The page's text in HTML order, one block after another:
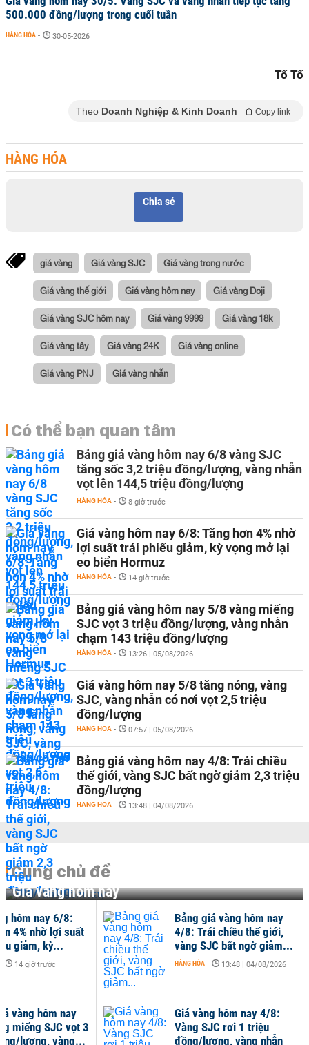
500.000 đồng/lượng trong cuối tuần
HÀNG HÓA - 30-05-2026
Tố Tố
Theo Doanh Nghiệp & Kinh Doanh Copy link
HÀNG HÓA
Chia sẻ
giá vàng Giá vàng SJC Giá vàng trong nước
Giá vàng thế giới Giá vàng hôm nay Giá vàng Doji
Giá vàng SJC hôm nay Giá vàng 9999 Giá vàng 18k
Giá vàng tây Giá vàng 24K Giá vàng online
Giá vàng PNJ Giá vàng nhẫn
Có thể bạn quan tâm
Bảng giá vàng hôm nay 6/8 vàng SJC
tăng sốc 3,2 triệu đồng/lượng, vàng nhẫn
vọt lên 144,5 triệu đồng/lượng
HÀNG HÓA - 8 giờ trước
Giá vàng hôm nay 6/8: Tăng hơn 4% nhờ
lợi suất trái phiếu giảm, kỳ vọng mở lại
eo biển Hormuz
HÀNG HÓA - 14 giờ trước
Bảng giá vàng hôm nay 5/8 vàng miếng
SJC vọt 3 triệu đồng/lượng, vàng nhẫn
chạm 143 triệu đồng/lượng
HÀNG HÓA - 13:26 | 05/08/2026
Giá vàng hôm nay 5/8 tăng nóng, vàng
SJC, vàng nhẫn có nơi vọt 2,5 triệu
đồng/lượng
HÀNG HÓA - 07:57 | 05/08/2026
Bảng giá vàng hôm nay 4/8: Trái chiều
thế giới, vàng SJC bất ngờ giảm 2,3 triệu
đồng/lượng
HÀNG HÓA - 13:48 | 04/08/2026
Cùng chủ đề
Giá vàng hôm nay
hôm nay 6/8:
4% nhờ lợi suất
giảm, kỳ...
14 giờ trước
vàng hôm nay
miếng SJC vọt 3
lượng, vàng...
Bảng giá vàng hôm nay
4/8: Trái chiều thế giới,
vàng SJC bất ngờ giảm...
HÀNG HÓA - 13:48 | 04/08/2026
Giá vàng hôm nay 4/8:
Vàng SJC rơi 1 triệu
đồng/lượng, vàng nhẫn